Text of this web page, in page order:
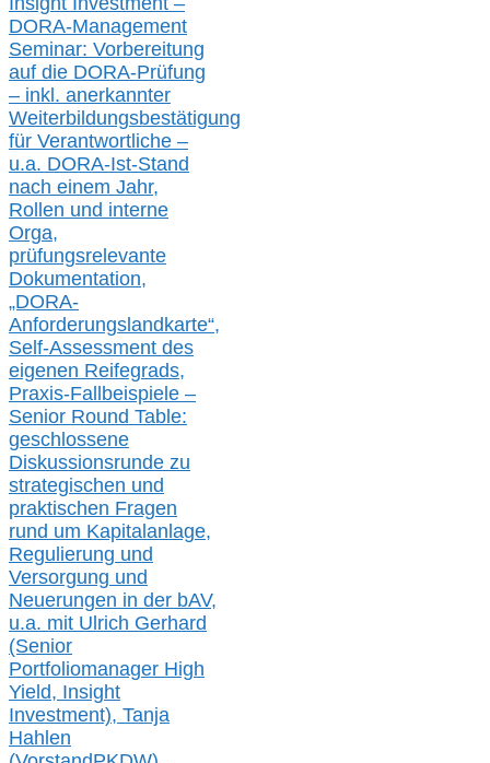
DORA-Management
Seminar: Vorbereitung
auf die DORA-Prüfung
– inkl. anerkannter
Weiterbildungsbestätigung
für Verantwortliche –
u.a. DORA-Ist-Stand
nach einem Jahr,
Rollen und interne
Orga,
prüfungsrelevante
Dokumentation,
„DORA-
Anforderungslandkarte“,
Self-Assessment des
eigenen Reifegrads,
Praxis-Fallbeispiele –
Senior Round Table:
geschlossene
Diskussionsrunde zu
strategischen und
praktischen Fragen
rund um Kapitalanlage,
Regulierung und
Versorgung und
Neuerungen in der bAV,
u.a. mit Ulrich Gerhard
(Senior
Portfoliomanager High
Yield, Insight
Investment), Tanja
Hahlen